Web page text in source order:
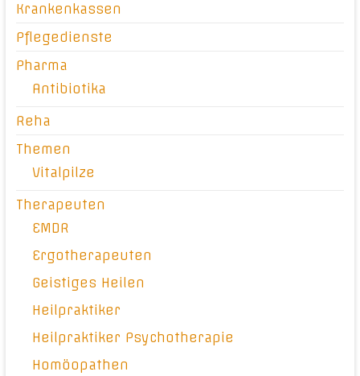
Krankenkassen
Pflegedienste
Pharma
Antibiotika
Reha
Themen
Vitalpilze
Therapeuten
EMDR
Ergotherapeuten
Geistiges Heilen
Heilpraktiker
Heilpraktiker Psychotherapie
Homöopathen